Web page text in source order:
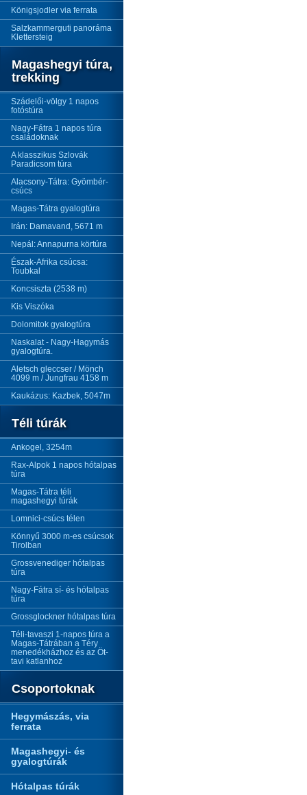
Königsjodler via ferrata
Salzkammerguti panoráma
Klettersteig
Magashegyi túra,
trekking
Szádelői-völgy 1 napos
fotóstúra
Nagy-Fátra 1 napos túra
családoknak
A klasszikus Szlovák
Paradicsom túra
Alacsony-Tátra: Gyömbér-
csúcs
Magas-Tátra gyalogtúra
Irán: Damavand, 5671 m
Nepál: Annapurna körtúra
Észak-Afrika csúcsa:
Toubkal
Koncsiszta (2538 m)
Kis Viszóka
Dolomitok gyalogtúra
Naskalat - Nagy-Hagymás
gyalogtúra.
Aletsch gleccser / Mönch
4099 m / Jungfrau 4158 m
Kaukázus: Kazbek, 5047m
Téli túrák
Ankogel, 3254m
Rax-Alpok 1 napos hótalpas
túra
Magas-Tátra téli
magashegyi túrák
Lomnici-csúcs télen
Könnyű 3000 m-es csúcsok
Tirolban
Grossvenediger hótalpas
túra
Nagy-Fátra sí- és hótalpas
túra
Grossglockner hótalpas túra
Téli-tavaszi 1-napos túra a
Magas-Tátrában a Téry
menedékházhoz és az Öt-
tavi katlanhoz
Csoportoknak
Hegymászás, via
ferrata
Magashegyi- és
gyalogtúrák
Hótalpas túrák